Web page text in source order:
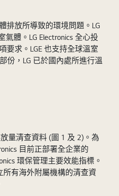
排放所導致的環境問題。LG
體。LG Electronics 全心投
求。LGE 也支持全球溫室
份，LG 已於國內處所進行溫
量清查資料 (圖 1 及 2)。為
目前正部署全企業的
環保管理主要效能指標。
所有海外附屬機構的清查資